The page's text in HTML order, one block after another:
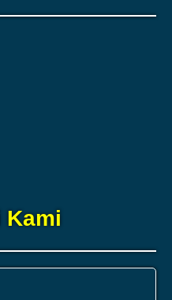
Kami